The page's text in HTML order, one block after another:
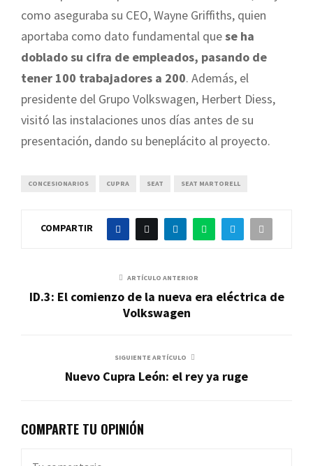
como aseguraba su CEO, Wayne Griffiths, quien
aportaba como dato fundamental quese ha
doblado su cifra de empleados, pasando de
tener 100 trabajadores a 200. Además, el
presidente del Grupo Volkswagen, Herbert Diess,
visitó las instalaciones unos días antes de su
presentación, dando su beneplácito al proyecto.
CONCESIONARIOS CUPRA SEAT SEAT MARTORELL
COMPARTIR
ARTÍCULO ANTERIOR
ID.3: El comienzo de la nueva era eléctrica de
Volkswagen
SIGUIENTE ARTÍCULO
Nuevo Cupra León: el rey ya ruge
COMPARTE TU OPINIÓN